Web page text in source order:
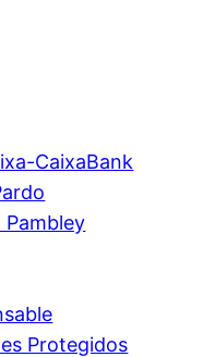
CaixaBank
Pambley
Protegidos